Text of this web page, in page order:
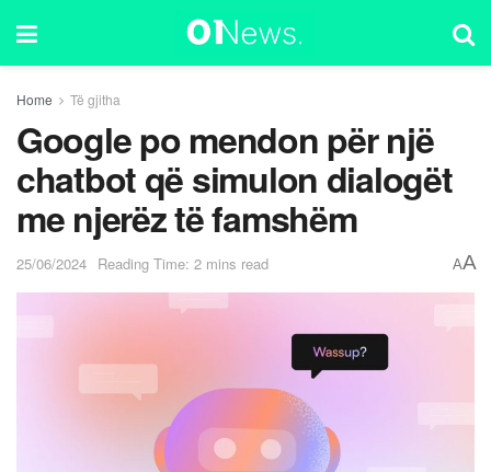
Home Të gjitha
Google po mendon për një
chatbot që simulon dialogët
me njerëz të famshëm
25/06/2024 Reading Time: 2 mins read AA